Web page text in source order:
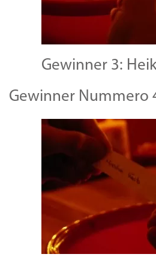
Gewinner 3:
Gewinner Nummero